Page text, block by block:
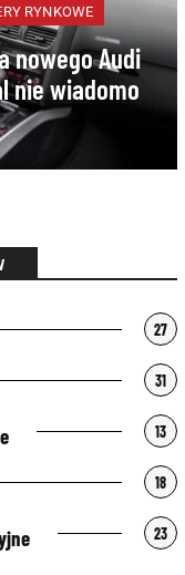
RYNKOWE
nowego Audi
nie wiadomo
27
31
13
18
23